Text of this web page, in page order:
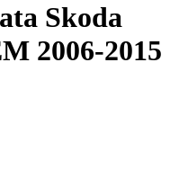
Skoda
2006-2015